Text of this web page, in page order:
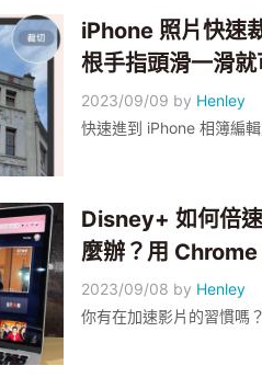
iPhone 照片快速
根手指頭滑一滑
2023/09/09 by Henley
快速進到 iPhone 相簿編
Disney+ 如何倍
麼辦？用
2023/09/08 by Henley
你有在加速影片的習慣嗎？